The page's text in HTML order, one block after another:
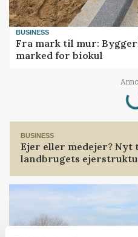
BUSINESS
Fra mark til mur:
marked for biokul
BUSINESS
Ejer eller medejer?
landbrugets